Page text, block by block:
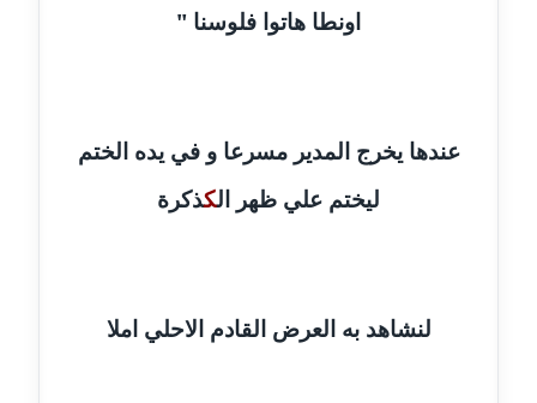
مدونة أماني عبد السلام
عاملة
مدونة أمل الجزائرية
متوفي
اونطا هاتوا فلوسنا "
عندها يخرج المدير مسرعا و في يده الختم
ليختم علي ظهر الكذكرة
لنشاهد به العرض القادم الاحلي املا